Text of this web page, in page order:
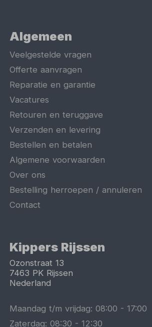
Algemeen
Veelgestelde vragen
Offerte aanvragen
Reparatie en garantie
Vacatures
Retouren en teruggave
Verzenden en levering
Bestellen en betalen
Algemene voorwaarden
Over ons
Bestelling herroepen / annuleren
Contact
Kippers Rijssen
Ozonstraat 13
7463 PK Rijssen
Nederland
Maandag t/m vrijdag:08:00 -17:00
Zaterdag:08:30 -12:30